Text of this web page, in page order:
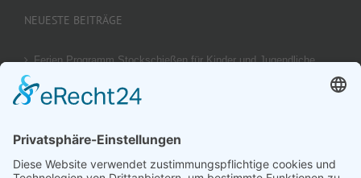
NEUESTE BEITRÄGE
Ferien Programm Stockschießen für Kinder und Jugendliche
Brotzeit Turnier Stocksport zur Einweihung der Flutlichtanlage
am 18. September 2026